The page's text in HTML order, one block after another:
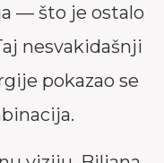
— što je ostalo
nesvakidašnji
pokazao se